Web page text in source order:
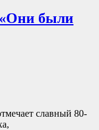
«Они были
славный 80-